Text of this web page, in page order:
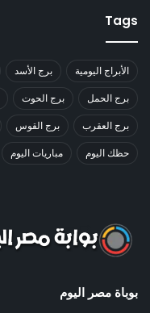
Tags
الأبراج اليومية برج الأسد
برج الحمل برج الحوت
برج العقرب برج القوس
حظك اليوم مباريات اليوم
بوباة مصر اليوم